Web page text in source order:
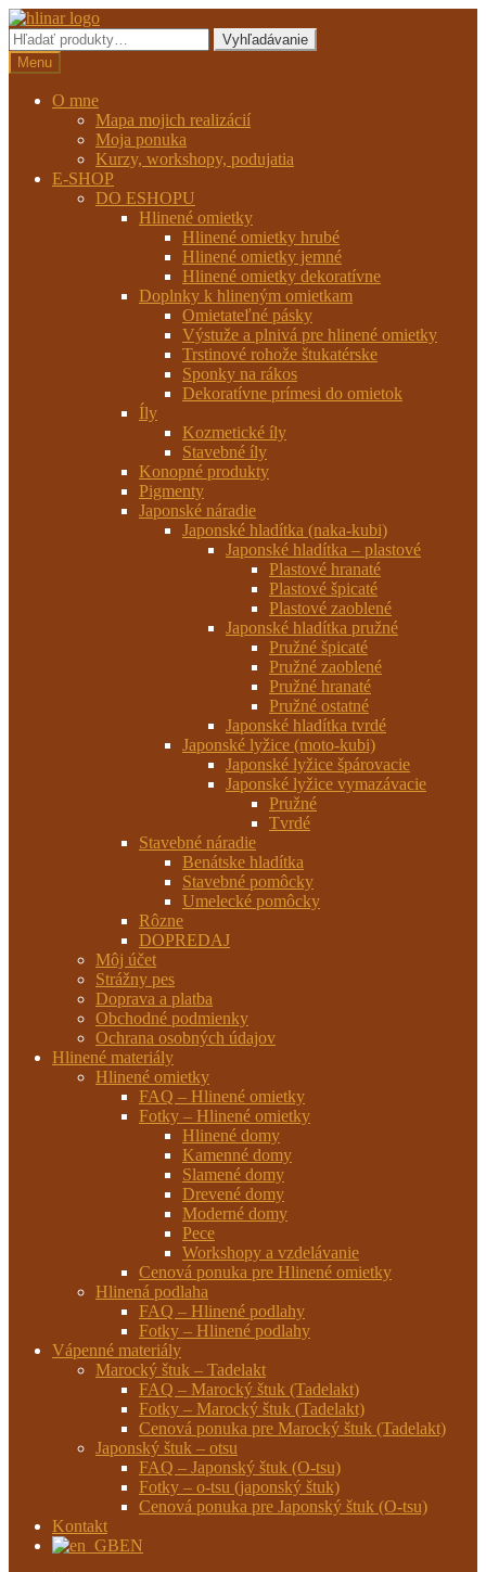
Preskočiť
na
navigáciu
Preskočiť
na
obsah
Hľadať:
Vyhľadávanie
Menu
O mne
Mapa mojich realizácií
Moja ponuka
Kurzy, workshopy, podujatia
E-SHOP
DO ESHOPU
Hlinené omietky
Hlinené omietky hrubé
Hlinené omietky jemné
Hlinené omietky dekoratívne
Doplnky k hlineným omietkam
Omietateľné pásky
Výstuže a plnivá pre hlinené omietky
Trstinové rohože štukatérske
Sponky na rákos
Dekoratívne prímesi do omietok
Íly
Kozmetické íly
Stavebné íly
Konopné produkty
Pigmenty
Japonské náradie
Japonské hladítka (naka-kubi)
Japonské hladítka – plastové
Plastové hranaté
Plastové špicaté
Plastové zaoblené
Japonské hladítka pružné
Pružné špicaté
Pružné zaoblené
Pružné hranaté
Pružné ostatné
Japonské hladítka tvrdé
Japonské lyžice (moto-kubi)
Japonské lyžice špárovacie
Japonské lyžice vymazávacie
Pružné
Tvrdé
Stavebné náradie
Benátske hladítka
Stavebné pomôcky
Umelecké pomôcky
Rôzne
DOPREDAJ
Môj účet
Strážny pes
Doprava a platba
Obchodné podmienky
Ochrana osobných údajov
Hlinené materiály
Hlinené omietky
FAQ – Hlinené omietky
Fotky – Hlinené omietky
Hlinené domy
Kamenné domy
Slamené domy
Drevené domy
Moderné domy
Pece
Workshopy a vzdelávanie
Cenová ponuka pre Hlinené omietky
Hlinená podlaha
FAQ – Hlinené podlahy
Fotky – Hlinené podlahy
Vápenné materiály
Marocký štuk – Tadelakt
FAQ – Marocký štuk (Tadelakt)
Fotky – Marocký štuk (Tadelakt)
Cenová ponuka pre Marocký štuk (Tadelakt)
Japonský štuk – otsu
FAQ – Japonský štuk (O-tsu)
Fotky – o-tsu (japonský štuk)
Cenová ponuka pre Japonský štuk (O-tsu)
Kontakt
EN